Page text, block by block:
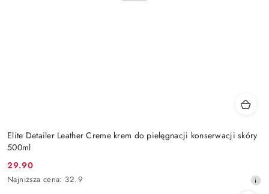
Elite Detailer Leather Creme krem do pielęgnacji konserwacji skóry
500ml
Cena
promocyjna:
29.90
Najniższa
Najniższa cena: 32.9